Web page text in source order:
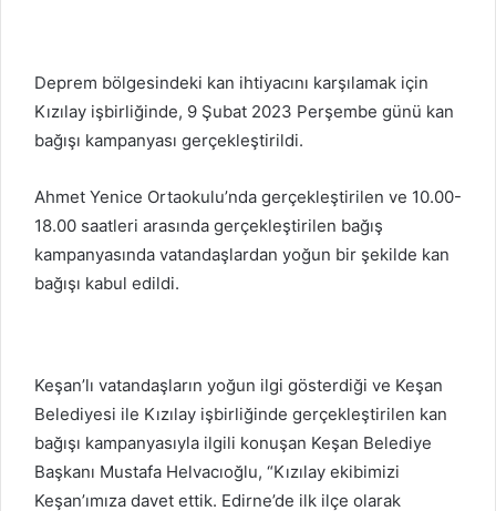
Deprem bölgesindeki kan ihtiyacını karşılamak için
Kızılay işbirliğinde, 9 Şubat 2023 Perşembe günü kan
bağışı kampanyası gerçekleştirildi.
Ahmet Yenice Ortaokulu’nda gerçekleştirilen ve 10.00-
18.00 saatleri arasında gerçekleştirilen bağış
kampanyasında vatandaşlardan yoğun bir şekilde kan
bağışı kabul edildi.
Keşan’lı vatandaşların yoğun ilgi gösterdiği ve Keşan
Belediyesi ile Kızılay işbirliğinde gerçekleştirilen kan
bağışı kampanyasıyla ilgili konuşan Keşan Belediye
Başkanı Mustafa Helvacıoğlu, “Kızılay ekibimizi
Keşan’ımıza davet ettik. Edirne’de ilk ilçe olarak